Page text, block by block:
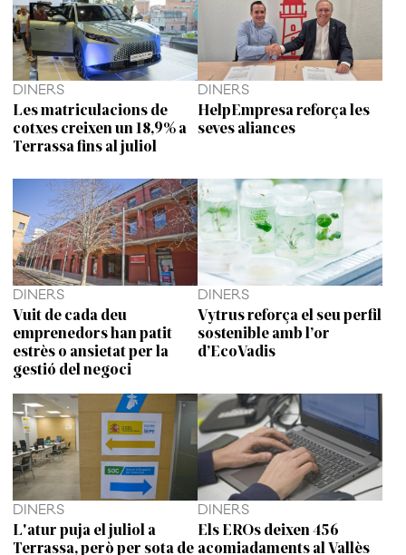
DINERS
Les matriculacions de
cotxes creixen un 18,9% a
Terrassa fins al juliol
DINERS
HelpEmpresa reforça les
seves aliances
DINERS
Vuit de cada deu
emprenedors han patit
estrès o ansietat per la
gestió del negoci
DINERS
Vytrus reforça el seu perfil
sostenible amb l’or
d’EcoVadis
DINERS
L'atur puja el juliol a
Terrassa, però per sota de
DINERS
Els EROs deixen 456
acomiadaments al Vallès